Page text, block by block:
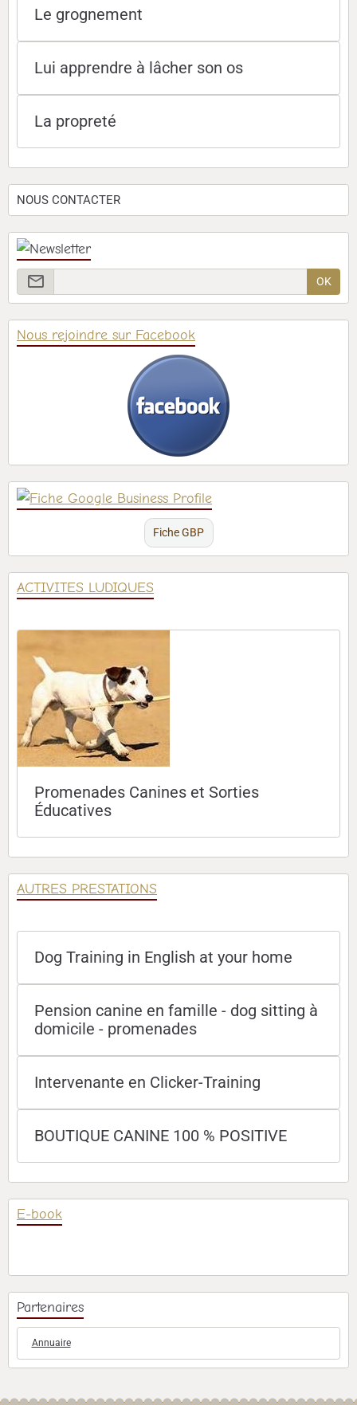
Le grognement
Lui apprendre à lâcher son os
La propreté
NOUS CONTACTER
OK
Nous rejoindre sur Facebook
Fiche GBP
ACTIVITES LUDIQUES
Promenades Canines et Sorties
Éducatives
AUTRES PRESTATIONS
Dog Training in English at your home
Pension canine en famille - dog sitting à
domicile - promenades
Intervenante en Clicker-Training
BOUTIQUE CANINE 100 % POSITIVE
E-book
Partenaires
Annuaire